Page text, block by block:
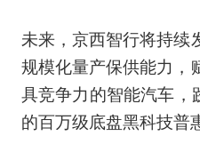
未来，京西智行将持续
规模化量产保供能力，
具竞争力的智能汽车，
的百万级底盘黑科技普